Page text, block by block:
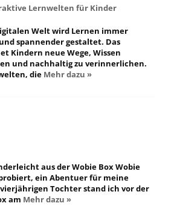
Lernwelten für Kinder
Welt wird Lernen immer
spannender gestaltet. Das
Kindern neue Wege, Wissen
und nachhaltig zu verinnerlichen.
die Mehr dazu »
aus der Wobie Box Wobie
ein Abentuer für meine
Tochter stand ich vor der
am Mehr dazu »